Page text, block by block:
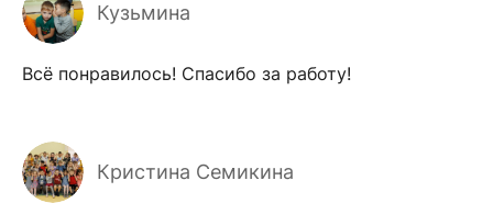
Кузьмина
Всё понравилось! Спасибо за работу!
Кристина Семикина